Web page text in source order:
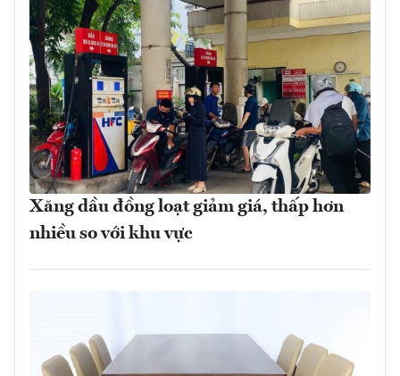
Xăng dầu đồng loạt giảm giá, thấp hơn
nhiều so với khu vực